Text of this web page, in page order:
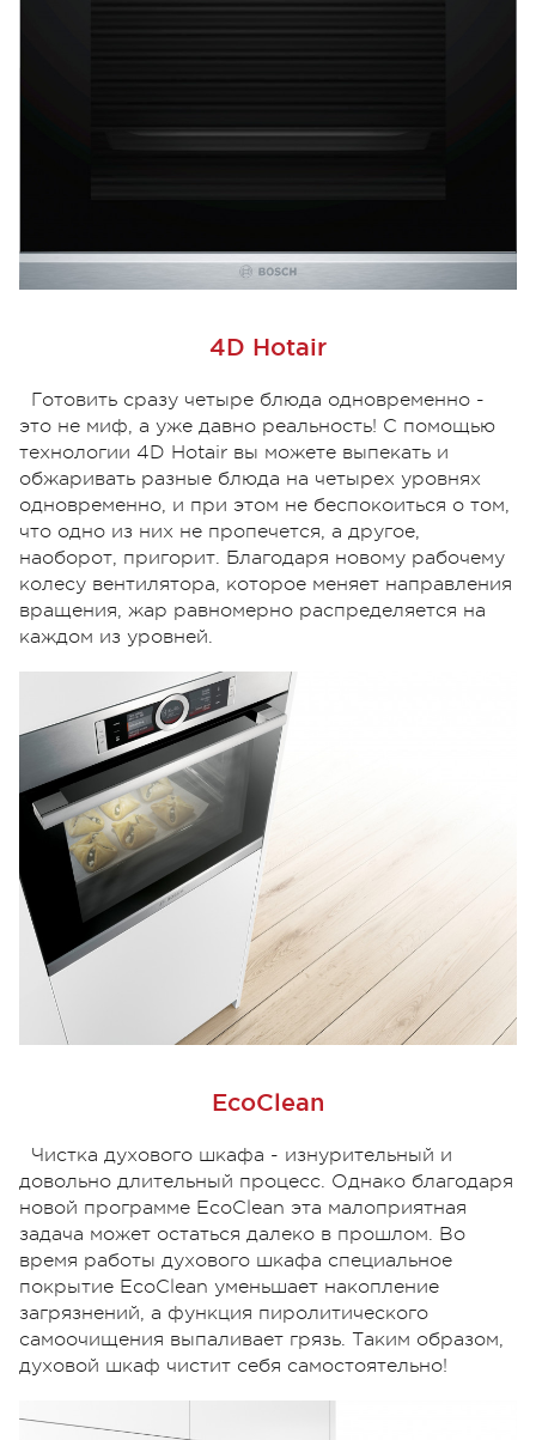
4D Hotair
Готовить сразу четыре блюда одновременно -
это не миф, а уже давно реальность! С помощью
технологии 4D Hotair вы можете выпекать и
обжаривать разные блюда на четырех уровнях
одновременно, и при этом не беспокоиться о том,
что одно из них не пропечется, а другое,
наоборот, пригорит. Благодаря новому рабочему
колесу вентилятора, которое меняет направления
вращения, жар равномерно распределяется на
каждом из уровней.
EcoClean
Чистка духового шкафа - изнурительный и
довольно длительный процесс. Однако благодаря
новой программе EcoClean эта малоприятная
задача может остаться далеко в прошлом. Во
время работы духового шкафа специальное
покрытие EcoClean уменьшает накопление
загрязнений, а функция пиролитического
самоочищения выпаливает грязь. Таким образом,
духовой шкаф чистит себя самостоятельно!